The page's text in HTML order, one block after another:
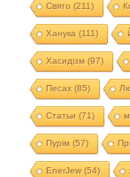
Свято (211)
Ханука (111)
Хасидізм (97)
Песах(85)
Статьи (71)
Пурім (57)
EnerJew(54)